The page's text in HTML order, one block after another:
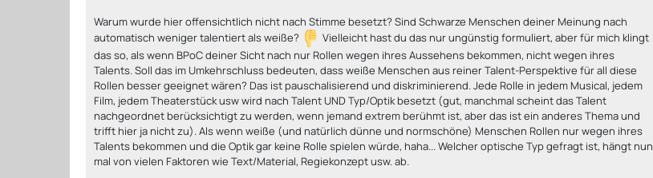
Warum wurde hier offensichtlich nicht nach Stimme besetzt? Sind Schwarze Menschen deiner Meinung nach
automatisch weniger talentiert als weiße?
Vielleicht hast du das nur ungünstig formuliert, aber für mich klingt
das so, als wenn BPoC deiner Sicht nach nur Rollen wegen ihres Aussehens bekommen, nicht wegen ihres
Talents. Soll das im Umkehrschluss bedeuten, dass weiße Menschen aus reiner Talent-Perspektive für all diese
Rollen besser geeignet wären? Das ist pauschalisierend und diskriminierend. Jede Rolle in jedem Musical, jedem
Film, jedem Theaterstück usw wird nach Talent UND Typ/Optik besetzt (gut, manchmal scheint das Talent
nachgeordnet berücksichtigt zu werden, wenn jemand extrem berühmt ist, aber das ist ein anderes Thema und
trifft hier ja nicht zu). Als wenn weiße (und natürlich dünne und normschöne) Menschen Rollen nur wegen ihres
Talents bekommen und die Optik gar keine Rolle spielen würde, haha... Welcher optische Typ gefragt ist, hängt nun
mal von vielen Faktoren wie Text/Material, Regiekonzept usw. ab.